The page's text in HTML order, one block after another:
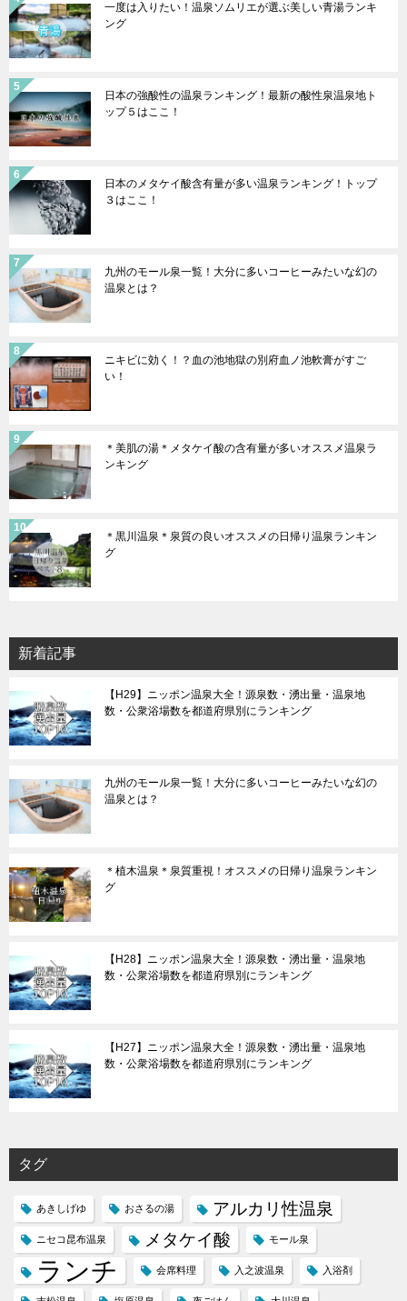
一度は入りたい！温泉ソムリエが選ぶ美しい青湯ランキ
ング
日本の強酸性の温泉ランキング！最新の酸性泉温泉地ト
ップ５はここ！
日本のメタケイ酸含有量が多い温泉ランキング！トップ
３はここ！
九州のモール泉一覧！大分に多いコーヒーみたいな幻の
温泉とは？
ニキビに効く！？血の池地獄の別府血ノ池軟膏がすご
い！
＊美肌の湯＊メタケイ酸の含有量が多いオススメ温泉ラ
ンキング
＊黒川温泉＊泉質の良いオススメの日帰り温泉ランキン
グ
新着記事
【H29】ニッポン温泉大全！源泉数・湧出量・温泉地
数・公衆浴場数を都道府県別にランキング
九州のモール泉一覧！大分に多いコーヒーみたいな幻の
温泉とは？
＊植木温泉＊泉質重視！オススメの日帰り温泉ランキン
グ
【H28】ニッポン温泉大全！源泉数・湧出量・温泉地
数・公衆浴場数を都道府県別にランキング
【H27】ニッポン温泉大全！源泉数・湧出量・温泉地
数・公衆浴場数を都道府県別にランキング
タグ
あきしげゆ おさるの湯 アルカリ性温泉
ニセコ昆布温泉 メタケイ酸 モール泉
ランチ 会席料理 入之波温泉 入浴剤